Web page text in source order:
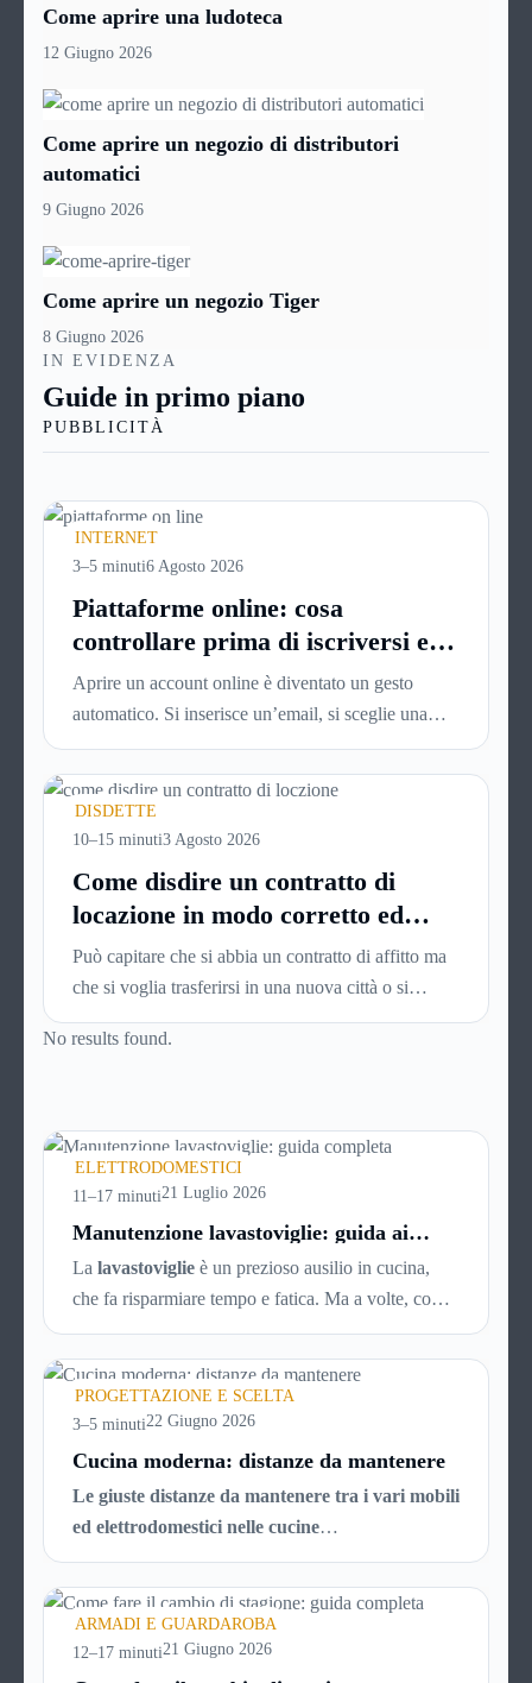
Come aprire una ludoteca
12 Giugno 2026
Come aprire un negozio di distributori
automatici
9 Giugno 2026
Come aprire un negozio Tiger
8 Giugno 2026
IN EVIDENZA
Guide in primo piano
PUBBLICITÀ
INTERNET
3–5 minuti6 Agosto 2026
Piattaforme online: cosa
controllare prima di iscriversi e
usare servizi in tempo reale
Aprire un account online è diventato un gesto
automatico. Si inserisce un’email, si sceglie una
password, si accetta una serie di condizioni senza
leggerle davvero. Tutto avviene in pochi minuti,
spesso senza che ci si fermi a capire dove si sta
entrando.
DISDETTE
10–15 minuti3 Agosto 2026
Come disdire un contratto di
locazione in modo corretto ed
efficace
Può capitare che si abbia un contratto di affitto ma
che si voglia trasferirsi in una nuova città o si
abbiano problemi a pagare il canone, per cui si
comincia a cercare un’altra abitazione: è legittimo
capiremo come inviare la disdetta per un contratto
di affitto.
No results found.
ELETTRODOMESTICI
11–17 minuti21 Luglio 2026
Manutenzione lavastoviglie: guida ai
guasti più comuni (e soluzioni)
La lavastoviglie è un prezioso ausilio in cucina,
che fa risparmiare tempo e fatica. Ma a volte, come
tutti gli elettrodomestici, può accusare
malfunzionamenti o avere problemi tecnici. Ecco
una breve guida ai principali guasti e inconvenienti,
con tutti i consigli utili per cercare di risolverli da
soli, senza chiamare il tecnico e risparmiando
quindi soldi.
PROGETTAZIONE E SCELTA
3–5 minuti22 Giugno 2026
Cucina moderna: distanze da mantenere
Le giuste distanze da mantenere tra i vari mobili
ed elettrodomestici nelle cucine
moderne.Acquistare una cucina al giorno d’oggi
potrebbe sembrare facilissimo, date le infinite
possibilità messe a disposizione dal mercato. In
realtà la scelta è resa “difficile” proprio dal numero
ARMADI E GUARDAROBA
12–17 minuti21 Giugno 2026